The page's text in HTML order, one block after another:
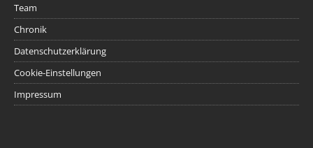
Team
Chronik
Datenschutzerklärung
Cookie-Einstellungen
Impressum